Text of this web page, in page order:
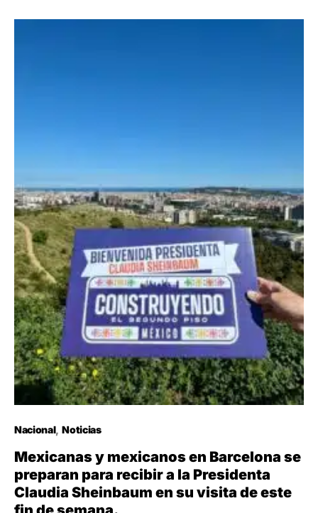
Nacional Noticias
Mexicanas y mexicanos en Barcelona se
preparan para recibir a la Presidenta
Claudia Sheinbaum en su visita de este